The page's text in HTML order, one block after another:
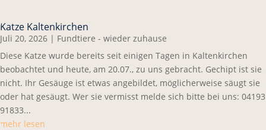
Katze Kaltenkirchen
Juli 20, 2026 | Fundtiere - wieder zuhause
Diese Katze wurde bereits seit einigen Tagen in Kaltenkirchen
beobachtet und heute, am 20.07., zu uns gebracht. Gechipt ist sie
nicht. Ihr Gesäuge ist etwas angebildet, möglicherweise säugt sie
oder hat gesäugt. Wer sie vermisst melde sich bitte bei uns: 04193
91833...
mehr lesen